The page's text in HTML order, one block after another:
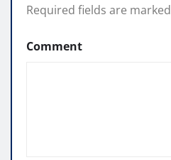
Required fields are marked
Comment